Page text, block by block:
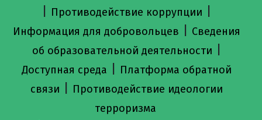
Противодействие коррупции
Информация для добровольцев
Сведения
об образовательной деятельности
Доступная среда
Платформа обратной
связи
Противодействие идеологии
терроризма